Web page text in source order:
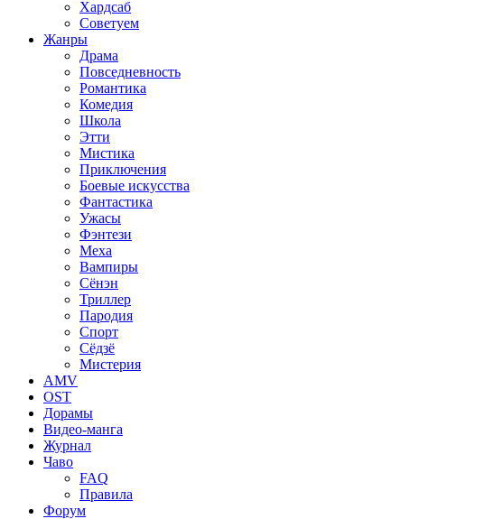
Хардсаб
Советуем
Жанры
Драма
Повседневность
Романтика
Комедия
Школа
Этти
Мистика
Приключения
Боевые искусства
Фантастика
Ужасы
Фэнтези
Меха
Вампиры
Сёнэн
Триллер
Пародия
Спорт
Сёдзё
Мистерия
AMV
OST
Дорамы
Видео-манга
Журнал
Чаво
FAQ
Правила
Форум